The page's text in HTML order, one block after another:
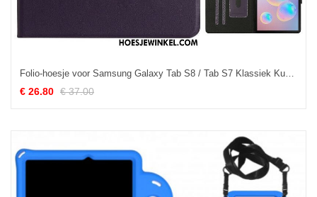
Folio-hoesje voor Samsung Galaxy Tab S8 / Tab S7 Klassiek Kunstleer
€ 26.80 € 37.00